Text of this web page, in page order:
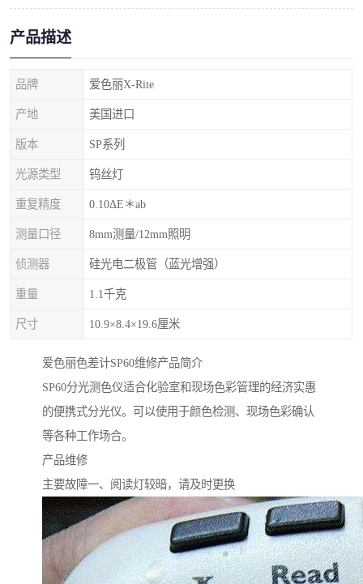
产品描述
品牌 爱色丽X-Rite
产地 美国进口
版本 SP系列
光源类型 钨丝灯
重复精度 0.10ΔE＊ab
测量口径 8mm测量/12mm照明
侦测器 硅光电二极管（蓝光增强）
重量 1.1千克
尺寸 10.9×8.4×19.6厘米
爱色丽色差计SP60维修产品简介
SP60分光测色仪适合化验室和现场色彩管理的经济实惠
的便携式分光仪。可以使用于颜色检测、现场色彩确认
等各种工作场合。
产品维修
主要故障一、阅读灯较暗，请及时更换